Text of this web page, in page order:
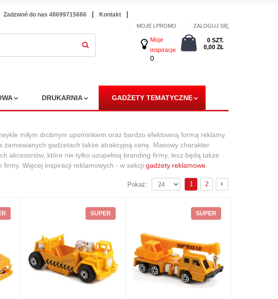
Zadzwoń do nas 48699715666 Kontakt
MOJE LPROMO ZALOGUJ SIĘ
Moje
inspiracje
0
0 SZT.
0,00 ZŁ
DRUKARNIA GADŻETY TEMATYCZNE
miłym drobnym upominkiem oraz bardzo efektowną formą reklamy.
gadżetach także atrakcyjną cenę. Masowy charakter
akcesoriów, które nie tylko uzupełnią branding firmy, lecz będą także
firmy. Więcej inspiracji reklamowych - w sekcji gadżety reklamowe.
1 2
Pokaż:
SUPER SUPER